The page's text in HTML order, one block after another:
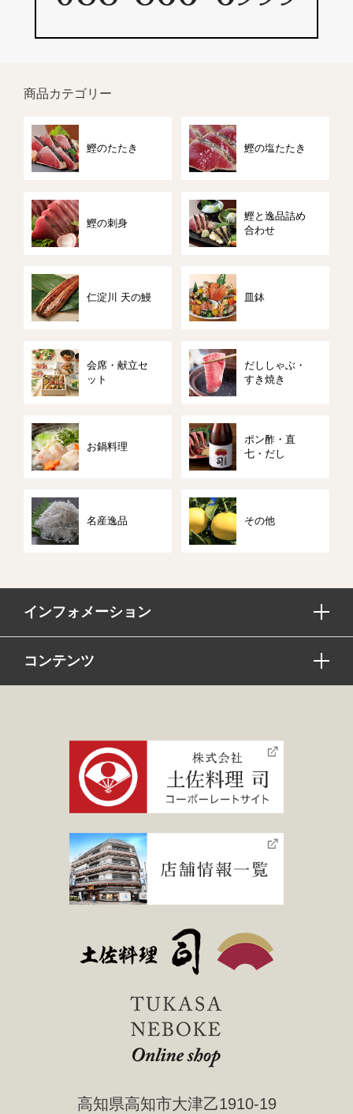
商品カテゴリー
鰹のたたき 鰹の塩たたき
鰹の刺身
鰹と逸品詰め
合わせ
仁淀川 天の鰻 皿鉢
会席・献立セ
ット
だししゃぶ・
すき焼き
お鍋料理
ポン酢・直
七・だし
名産逸品 その他
インフォメーション
コンテンツ
高知県高知市大津乙1910-19